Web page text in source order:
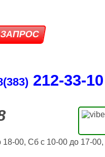
212‑33‑10
00, Сб с 10-00 до 17-